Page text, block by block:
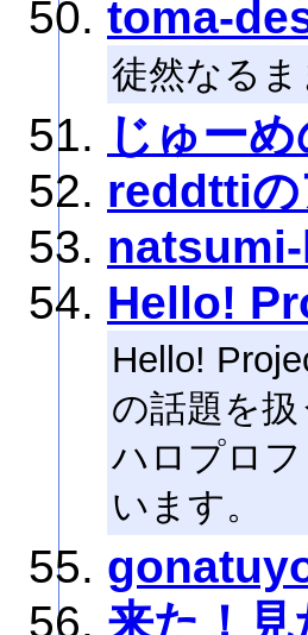
toma-
徒然なる
じゅー
reddttiの
Hello!
Hello!
の話題を
ハロプロ
います。
来た！